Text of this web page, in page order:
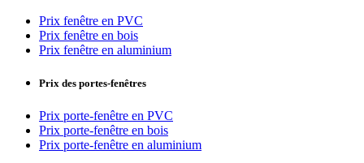
Prix fenêtre en PVC
Prix fenêtre en bois
Prix fenêtre en aluminium
Prix des portes-fenêtres
Prix porte-fenêtre en PVC
Prix porte-fenêtre en bois
Prix porte-fenêtre en aluminium